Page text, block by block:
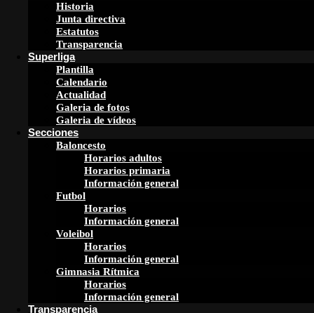
Historia
Junta directiva
Estatutos
Transparencia
Superliga
Plantilla
Calendario
Actualidad
Galeria de fotos
Galeria de vídeos
Secciones
Baloncesto
Horarios adultos
Horarios primaria
Información general
Futbol
Horarios
Información general
Voleibol
Horarios
Información general
Gimnasia Rítmica
Horarios
Información general
Transparencia